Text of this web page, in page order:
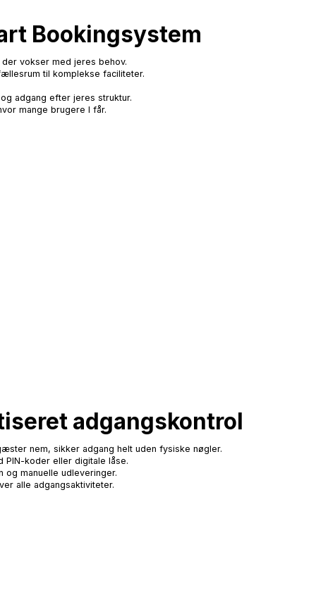
Bookingsystem
vokser med jeres behov.
til komplekse faciliteter.
adgang efter jeres struktur.
mange brugere I får.
adgangskontrol
nem, sikker adgang helt uden fysiske nøgler.
PIN-koder eller digitale låse.
og manuelle udleveringer.
alle adgangsaktiviteter.